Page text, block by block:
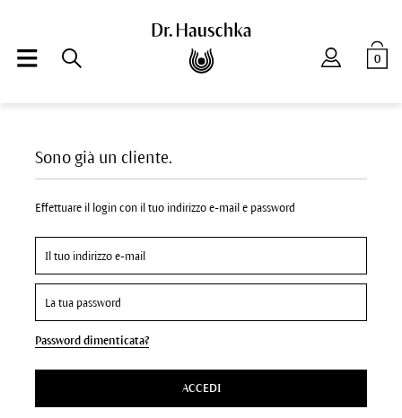
0
Sono già un cliente.
Effettuare il login con il tuo indirizzo e-mail e password
Password dimenticata?
ACCEDI